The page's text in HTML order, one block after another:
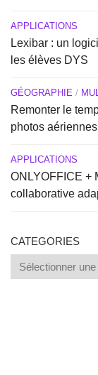
APPLICATIONS
Lexibar : un
les élèves DYS
GÉOGRAPHIE /
Remonter le
photos aériennes
APPLICATIONS
ONLYOFFICE +
collaborative
CATEGORIES
Categories